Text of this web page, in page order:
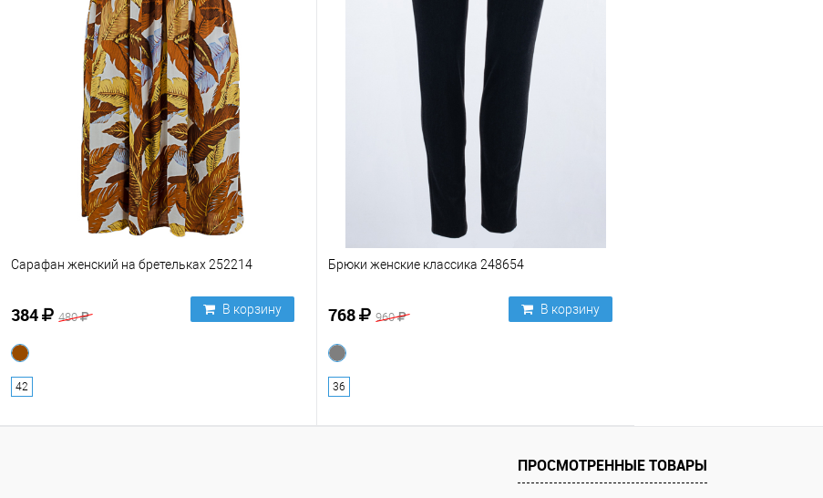
Сарафан женский на бретельках 252214
384 480
В корзину
42
Брюки женские классика 248654
768 960
В корзину
36
ПРОСМОТРЕННЫЕ ТОВАРЫ